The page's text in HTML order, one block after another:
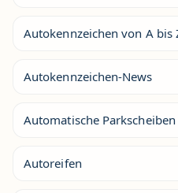
Autokennzeichen von A bis
Autokennzeichen-News
Automatische
Autoreifen